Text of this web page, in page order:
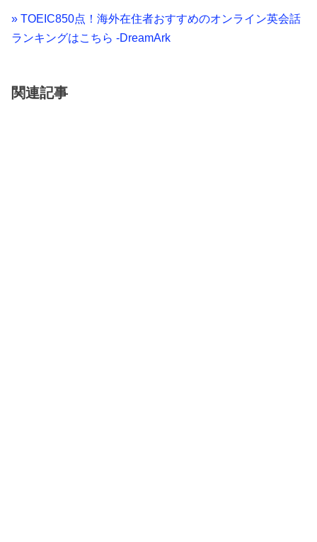
» TOEIC850点！海外在住者おすすめのオンライン英会話
ランキングはこちら -DreamArk
関連記事